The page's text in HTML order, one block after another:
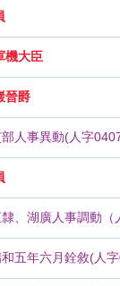
機大臣
晉爵
部人事異動(人字
隸、湖廣人事調動
和五年六月銓敘(人